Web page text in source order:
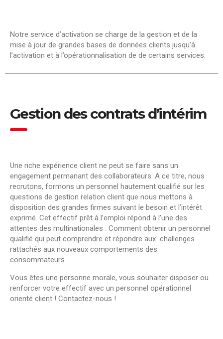
Notre service d’activation se charge de la gestion et de la
mise à jour de grandes bases de données clients jusqu’à
l’activation et à l’opérationnalisation de de certains services.
Gestion des contrats d’intérim
Une riche expérience client ne peut se faire sans un
engagement permanant des collaborateurs. A ce titre, nous
recrutons, formons un personnel hautement qualifié sur les
questions de gestion relation client que nous mettons à
disposition des grandes firmes suivant le besoin et l’intérêt
exprimé. Cet effectif prêt à l’emploi répond à l’une des
attentes des multinationales : Comment obtenir un personnel
qualifié qui peut comprendre et répondre aux challenges
rattachés aux nouveaux comportements des
consommateurs.
Vous êtes une personne morale, vous souhaiter disposer ou
renforcer votre effectif avec un personnel opérationnel
orienté client ! Contactez-nous !